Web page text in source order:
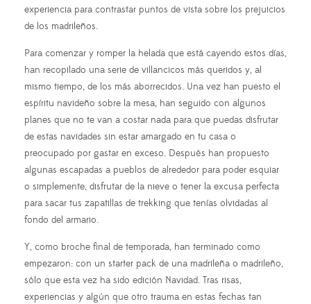
experiencia para contrastar puntos de vista sobre los prejuicios
de los madrileños.
Para comenzar y romper la helada que está cayendo estos días,
han recopilado una serie de villancicos más queridos y, al
mismo tiempo, de los más aborrecidos. Una vez han puesto el
espíritu navideño sobre la mesa, han seguido con algunos
planes que no te van a costar nada para que puedas disfrutar
de estas navidades sin estar amargado en tu casa o
preocupado por gastar en exceso. Después han propuesto
algunas escapadas a pueblos de alrededor para poder esquiar
o simplemente, disfrutar de la nieve o tener la excusa perfecta
para sacar tus zapatillas de trekking que tenías olvidadas al
fondo del armario.
Y, como broche final de temporada, han terminado como
empezaron: con un starter pack de una madrileña o madrileño,
sólo que esta vez ha sido edición Navidad. Tras risas,
experiencias y algún que otro trauma en estas fechas tan